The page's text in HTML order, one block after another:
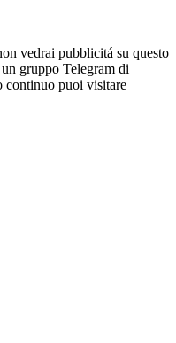
vedrai pubblicitá su questo
gruppo Telegram di
continuo puoi visitare